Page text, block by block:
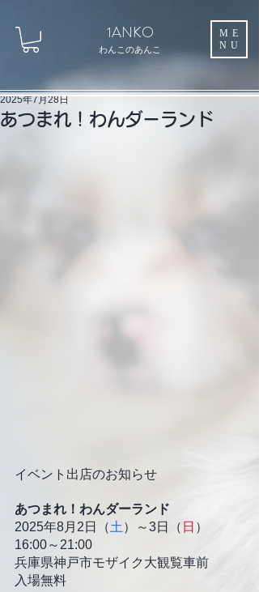
1ANKO
わんこのあんこ
ME
NU
あつまれ！わんダーランド
2025年7月28日
イベント出店のお知らせ
あつまれ！わんダーランド
2025年8月2日（土 ）～3日（ 日 ）
16:00～21:00
兵庫県神戸市モザイク大観覧車前
入場無料